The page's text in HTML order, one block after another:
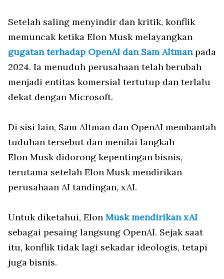
Setelah saling menyindir dan kritik, konflik
memuncak ketika Elon Musk melayangkan
gugatan terhadap OpenAI dan Sam Altmanpada
2024. Ia menuduh perusahaan telah berubah
menjadi entitas komersial tertutup dan terlalu
dekat dengan Microsoft.
Di sisi lain, Sam Altman dan OpenAI membantah
tuduhan tersebut dan menilai langkah
Elon Musk didorong kepentingan bisnis,
terutama setelah Elon Musk mendirikan
perusahaan AI tandingan, xAI.
Untuk diketahui, Elon Musk mendirikan xAI
sebagai pesaing langsung OpenAI. Sejak saat
itu, konflik tidak lagi sekadar ideologis, tetapi
juga bisnis.